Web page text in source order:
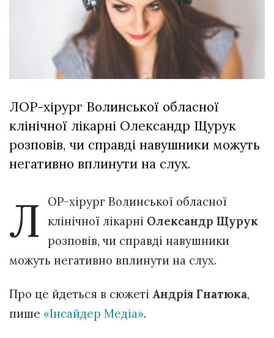
залишив у
Луцьку
три...
27 Липня 2026
754 переглядів
Всі розділи
Лайф
Афіша
ZONE 18+
Політика конфіденційності
ЛОР-хірург Волинської обласної
клінічної лікарні Олександр Щурук
розповів, чи справді навушники можуть
негативно вплинути на слух.
Л
ОР-хірург Волинської обласної
клінічної лікарні Олександр Щурук
розповів, чи справді навушники
можуть негативно вплинути на слух.
Про це йдеться в сюжеті Андрія Гнатюка,
пише «Інсайдер Медіа».